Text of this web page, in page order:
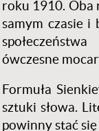
roku 1910. Oba
samym czasie i
ówczesne
Formuła
sztuki słowa.
powinny stać